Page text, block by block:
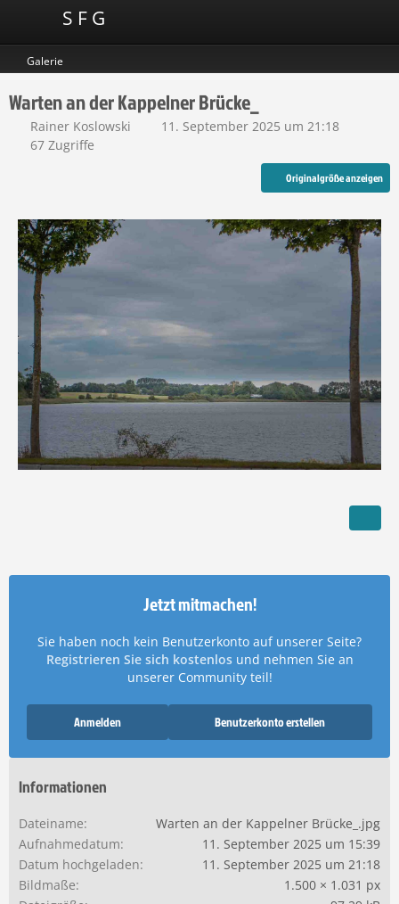
S F G
Galerie
Warten an der Kappelner Brücke_
Rainer Koslowski
11. September 2025 um 21:18
67 Zugriffe
Originalgröße anzeigen
Jetzt mitmachen!
Sie haben noch kein Benutzerkonto auf unserer Seite?
Registrieren Sie sich kostenlosund nehmen Sie an
unserer Community teil!
Benutzerkonto erstellen
Anmelden
Informationen
Dateiname
Warten an der Kappelner Brücke_.jpg
Aufnahmedatum
11. September 2025 um 15:39
Datum hochgeladen
11. September 2025 um 21:18
Bildmaße
1.500 × 1.031 px